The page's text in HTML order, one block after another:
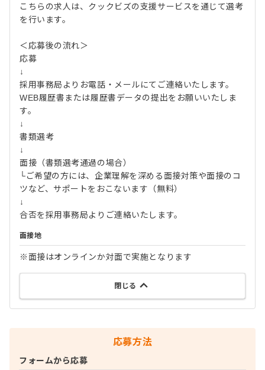
こちらの求人は、クックビズの支援サービスを通じて選考
を行います。
＜応募後の流れ＞
応募
↓
採用事務局よりお電話・メールにてご連絡いたします。
WEB履歴書または履歴書データの提出をお願いいたしま
す。
↓
書類選考
↓
面接（書類選考通過の場合）
└ご希望の方には、企業理解を深める面接対策や面接のコ
ツなど、サポートをおこないます（無料）
↓
合否を採用事務局よりご連絡いたします。
面接地
※面接はオンラインか対面で実施となります
閉じる
応募方法
フォームから応募